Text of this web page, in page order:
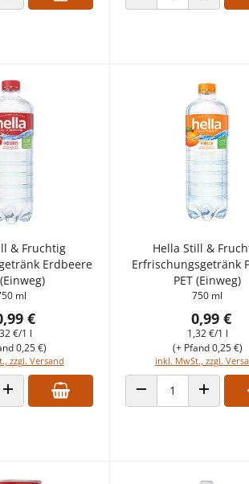
ANZAHL ERHÖHEN ANZAHL VERRINGERN
ANZAHL
& Fruchtig
Erdbeere
ml
€
€/1 l
zzgl. Versand
0,25 €)
ANZAHL ERHÖHEN
Hella Still &
Erfrischungsgetränk
PET (Einweg)
750 ml
0,99 €
1,32 €/1 l
inkl. MwSt., zzgl.
(+ Pfand 0,25 €)
ANZAHL VERRINGERN
ANZAHL